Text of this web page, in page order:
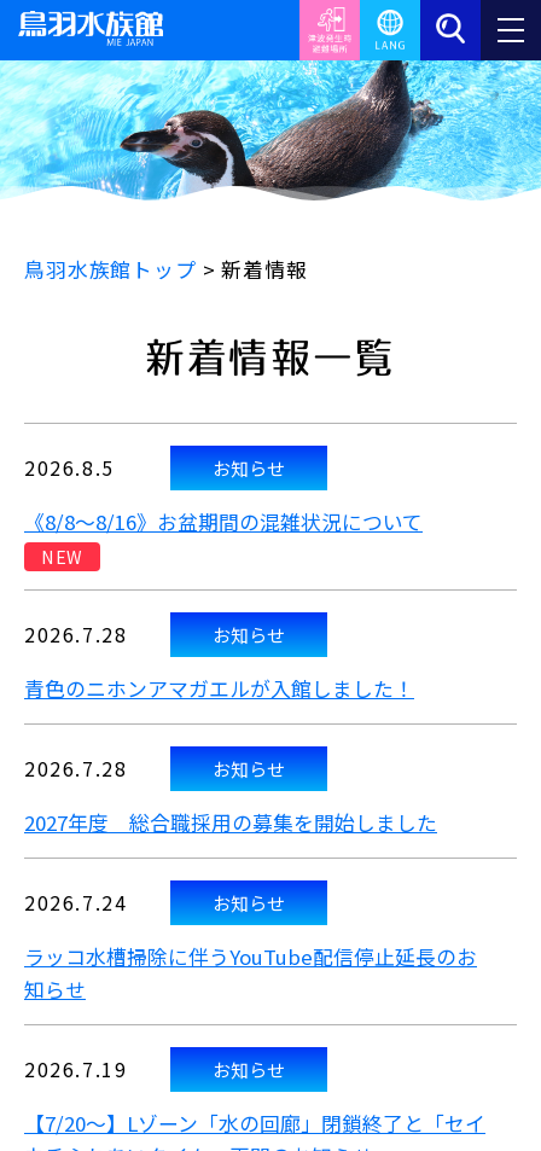
鳥羽水族館トップ >新着情報
新着情報一覧
2026.8.5 お知らせ
《8/8～8/16》お盆期間の混雑状況について
NEW
2026.7.28 お知らせ
青色のニホンアマガエルが入館しました！
2026.7.28 お知らせ
2027年度 総合職採用の募集を開始しました
2026.7.24 お知らせ
ラッコ水槽掃除に伴うYouTube配信停止延長のお
知らせ
2026.7.19 お知らせ
【7/20～】Lゾーン「水の回廊」閉鎖終了と「セイ